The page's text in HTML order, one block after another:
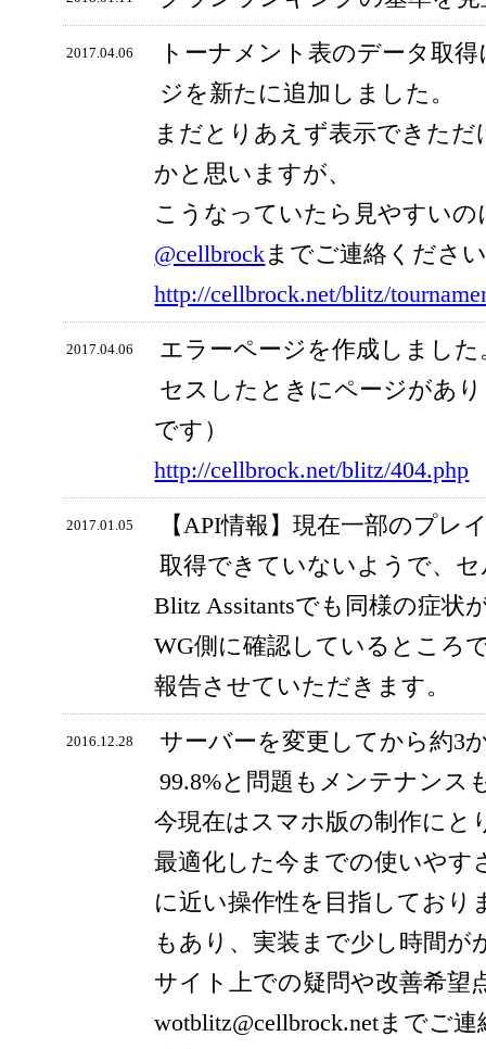
2017.04.06
トーナメント表のデータ取
ジを新たに追加しました。
まだとりあえず表示できた
かと思いますが、
こうなっていたら見やすい
@cellbrockまでご連絡くださ
http://cellbrock.net/blitz/
2017.04.06
エラーページを作成しまし
セスしたときにページがあ
です）
http://cellbrock.net/blitz/404.php
2017.01.05
【API情報】現在一部のプレ
取得できていないようで、
Blitz Assitantsでも同様の症状
WG側に確認しているところ
報告させていただきます。
2016.12.28
サーバーを変更してから約3
99.8%と問題もメンテナンス
今現在はスマホ版の制作に
最適化した今までの使いや
に近い操作性を目指しており
もあり、実装まで少し時間が
サイト上での疑問や改善希望
wotblitz@cellbrock.netまでご